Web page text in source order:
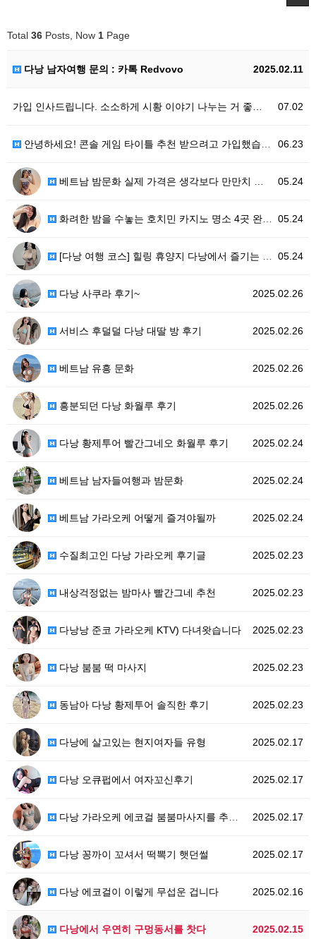
Total 36 Posts, Now 1 Page
2025.02.11
다낭 남자여행 문의 : 카톡 Redvovo
07.02
가입 인사드립니다. 소소하게 시황 이야기 나누는 거 좋…
06.23
안녕하세요! 콘솔 게임 타이틀 추천 받으려고 가입했습니…
05.24
베트남 밤문화 실제 가격은 생각보다 만만치 않아요!
05.24
화려한 밤을 수놓는 호치민 카지노 명소 4곳 완벽 가이…
05.24
[다낭 여행 코스] 힐링 휴양지 다낭에서 즐기는 명품 …
2025.02.26
다낭 사쿠라 후기~
2025.02.26
서비스 후덜덜 다낭 대딸 방 후기
2025.02.26
베트남 유흥 문화
2025.02.26
흥분되던 다낭 화월루 후기
2025.02.24
다낭 황제투어 빨간그네오 화월루 후기
2025.02.24
베트남 남자들여행과 밤문화
2025.02.24
베트남 가라오케 어떻게 즐겨야될까
2025.02.23
수질최고인 다낭 가라오케 후기글
2025.02.23
내상걱정없는 밤마사 빨간그네 추천
2025.02.23
다낭낭 준코 가라오케 KTV) 다녀왓습니다
2025.02.23
다낭 붐붐 떡 마사지
2025.02.23
동남아 다낭 황제투어 솔직한 후기
2025.02.17
다낭에 살고있는 현지여자들 유형
2025.02.17
다낭 오큐펍에서 여자꼬신후기
2025.02.17
다낭 가라오케 에코걸 붐붐마사지를 추천하는이유
2025.02.17
다낭 꽁까이 꼬셔서 떡뽁기 햇던썰
2025.02.16
다낭 에코걸이 이렇게 무섭운 겁니다
2025.02.15
다낭에서 우연히 구멍동서를 찻다